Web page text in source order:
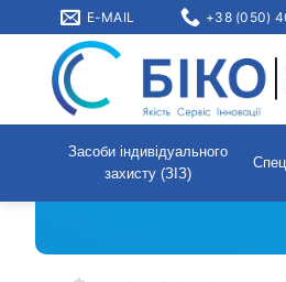
E-MAIL +38 (050)
Засоби індивідуального
захисту (ЗІЗ)